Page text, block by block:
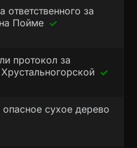
за
Пойме
протокол за
опасное сухое дерево